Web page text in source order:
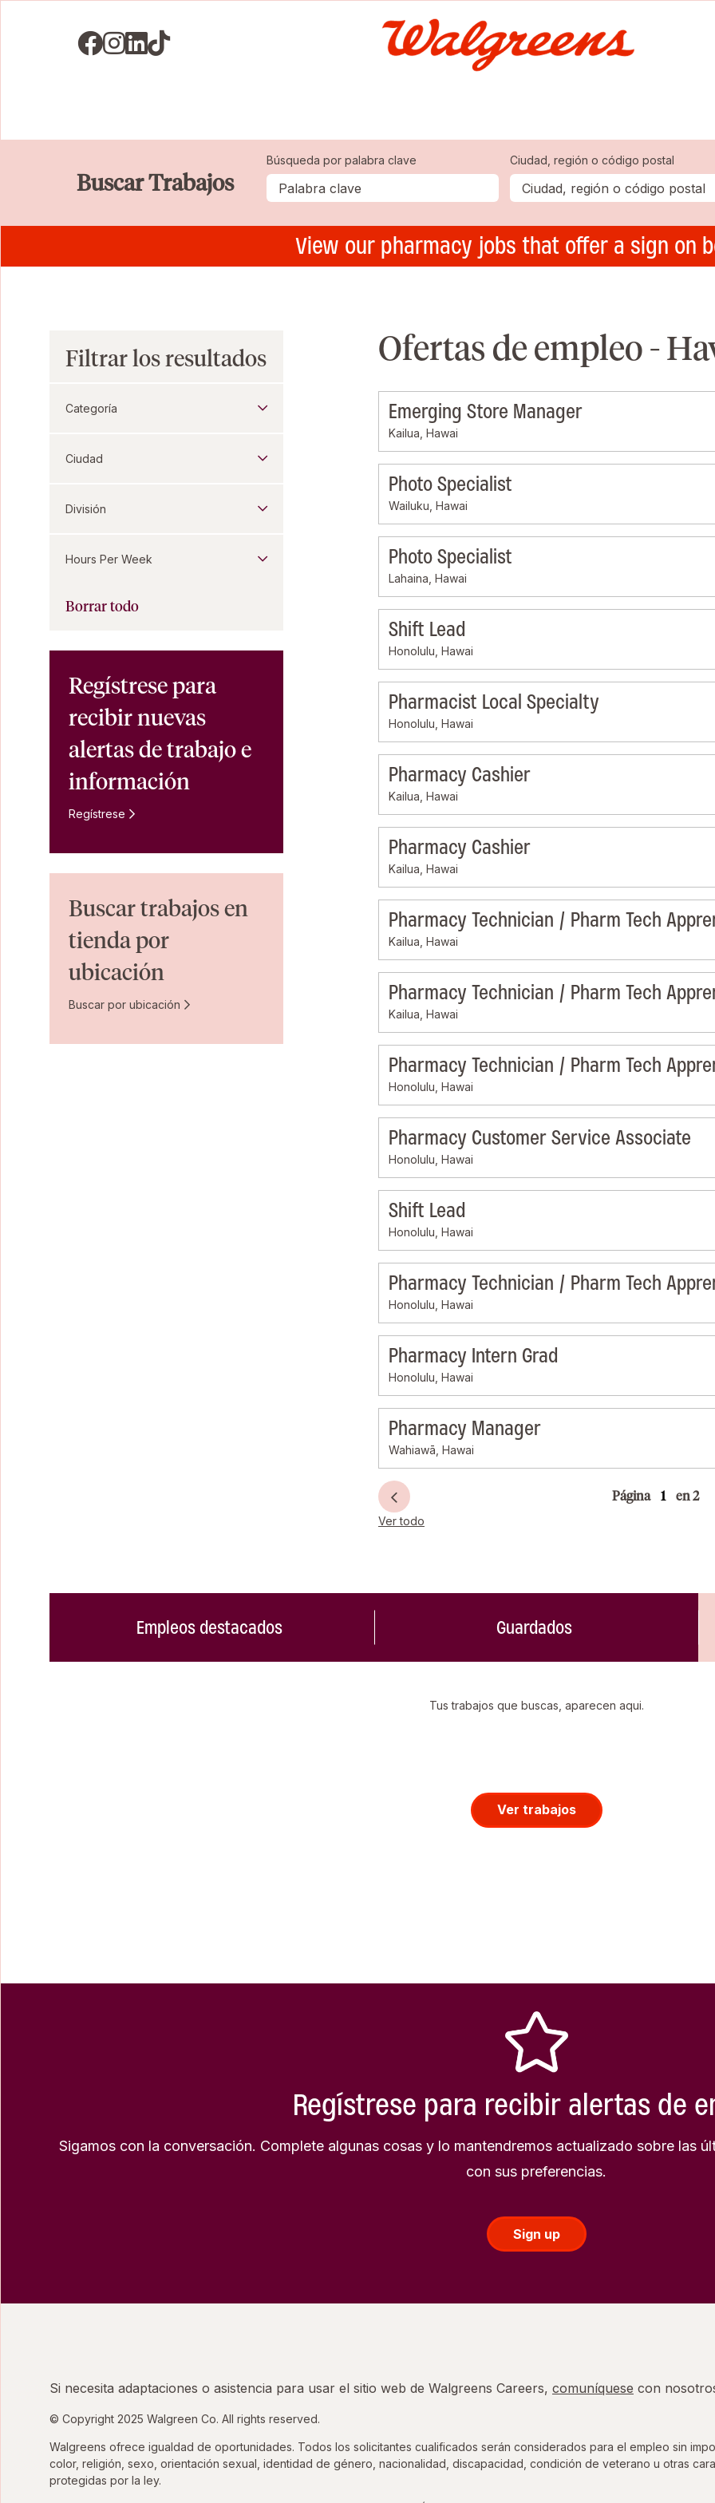
Visit us on Facebook
Visit us on Instagram
Visit us on LinkedIN
Visit us on TikTok
Buscar Trabajos
Búsqueda por palabra clave Ciudad, región o código postal
View our pharmacy jobs that offer a sign on
Ofertas de empleo -
Emerging Store Manager
Kailua, Hawai
Photo Specialist
Wailuku, Hawai
Photo Specialist
Lahaina, Hawai
Shift Lead
Honolulu, Hawai
Pharmacist Local Specialty
Honolulu, Hawai
Pharmacy Cashier
Kailua, Hawai
Pharmacy Cashier
Kailua, Hawai
Pharmacy Technician / Pharm Tech
Kailua, Hawai
Pharmacy Technician / Pharm Tech
Kailua, Hawai
Pharmacy Technician / Pharm Tech
Honolulu, Hawai
Pharmacy Customer Service Associate
Honolulu, Hawai
Shift Lead
Honolulu, Hawai
Pharmacy Technician / Pharm Tech
Honolulu, Hawai
Pharmacy Intern Grad
Honolulu, Hawai
Pharmacy Manager
Wahiawā, Hawai
Página en 2
Ver todo
Filtrar los resultados
Categoría
Ciudad
División
Hours Per Week
Borrar todo
Regístrese para
recibir nuevas
alertas de trabajo e
información
Regístrese
Buscar trabajos en
tienda por
ubicación
Buscar por ubicación
Empleos destacados Guardados
Tus trabajos que buscas, aparecen aqui.
Ver trabajos
Regístrese para recibir alertas de
Sigamos con la conversación. Complete algunas cosas y lo mantendremos actualizado sobre las
con sus preferencias.
Sign up
Si necesita adaptaciones o asistencia para usar el sitio web de Walgreens Careers, comuníquese con
© Copyright 2025 Walgreen Co. All rights reserved.
Walgreens ofrece igualdad de oportunidades. Todos los solicitantes cualificados serán considerados para el empleo sin
color, religión, sexo, orientación sexual, identidad de género, nacionalidad, discapacidad, condición de veterano u otras
protegidas por la ley.